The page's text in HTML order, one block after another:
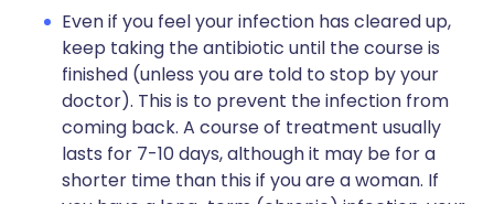
Even if you feel your infection has cleared up,
keep taking the antibiotic until the course is
finished (unless you are told to stop by your
doctor). This is to prevent the infection from
coming back. A course of treatment usually
lasts for 7-10 days, although it may be for a
shorter time than this if you are a woman. If